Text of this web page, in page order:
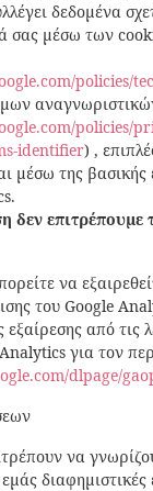
δεδομένα
σας μέσω των
policies/
policies/
identifier) ,
μέσω της
δεν επιτρέπουμε
να
του Google
εξαίρεσης από τις
για τον
dlpage/
να
διαφημιστικές